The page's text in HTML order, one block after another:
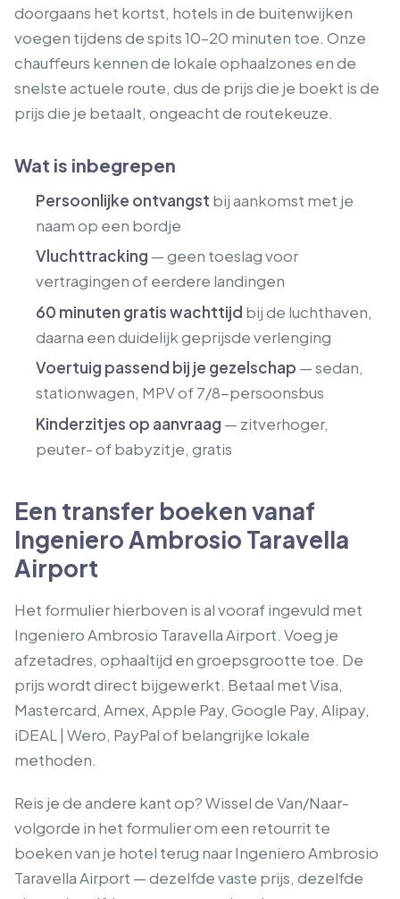
doorgaans het kortst, hotels in de buitenwijken
voegen tijdens de spits 10–20 minuten toe. Onze
chauffeurs kennen de lokale ophaalzones en de
snelste actuele route, dus de prijs die je boekt is de
prijs die je betaalt, ongeacht de routekeuze.
Wat is inbegrepen
Persoonlijke ontvangst bij aankomst met je
naam op een bordje
Vluchttracking — geen toeslag voor
vertragingen of eerdere landingen
60 minuten gratis wachttijd bij de luchthaven,
daarna een duidelijk geprijsde verlenging
Voertuig passend bij je gezelschap — sedan,
stationwagen, MPV of 7/8-persoonsbus
Kinderzitjes op aanvraag — zitverhoger,
peuter- of babyzitje, gratis
Een transfer boeken vanaf
Ingeniero Ambrosio Taravella
Airport
Het formulier hierboven is al vooraf ingevuld met
Ingeniero Ambrosio Taravella Airport. Voeg je
afzetadres, ophaaltijd en groepsgrootte toe. De
prijs wordt direct bijgewerkt. Betaal met Visa,
Mastercard, Amex, Apple Pay, Google Pay, Alipay,
iDEAL | Wero, PayPal of belangrijke lokale
methoden.
Reis je de andere kant op? Wissel de Van/Naar-
volgorde in het formulier om een retourrit te
boeken van je hotel terug naar Ingeniero Ambrosio
Taravella Airport — dezelfde vaste prijs, dezelfde